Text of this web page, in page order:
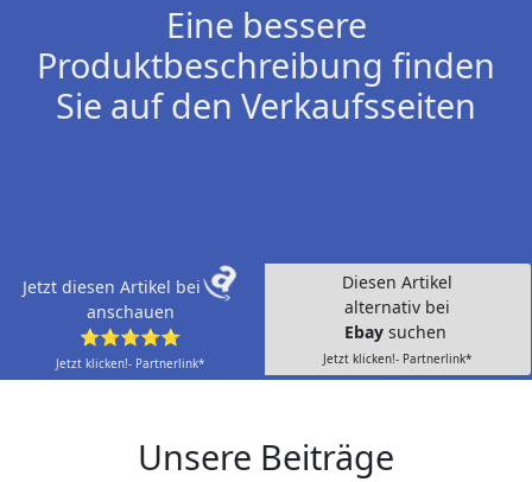
Eine bessere
Produktbeschreibung finden
Sie auf den Verkaufsseiten
Jetzt diesen Artikel bei
anschauen
⭐⭐⭐⭐⭐
Jetzt klicken!- Partnerlink*
Diesen Artikel
alternativ bei
Ebay suchen
Jetzt klicken!- Partnerlink*
Unsere Beiträge